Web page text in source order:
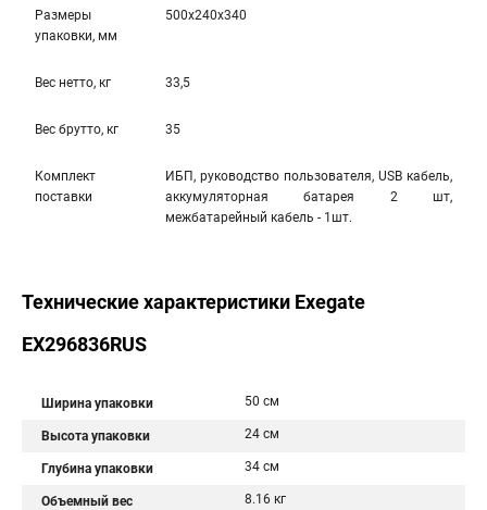
Размеры
упаковки, мм
500x240x340
Вес нетто, кг 33,5
Вес брутто, кг 35
Комплект
поставки
ИБП, руководство пользователя, USB кабель,
аккумуляторная батарея 2 шт,
межбатарейный кабель - 1шт.
Технические характеристики Exegate
EX296836RUS
Ширина упаковки 50 см
Высота упаковки 24 см
Глубина упаковки 34 см
Объемный вес 8.16 кг